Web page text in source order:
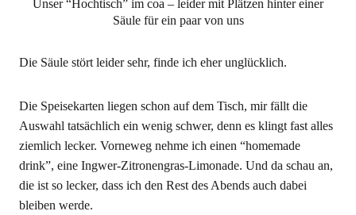
Unser “Hochtisch” im coa – leider mit Plätzen hinter einer
Säule für ein paar von uns
Die Säule stört leider sehr, finde ich eher unglücklich.
Die Speisekarten liegen schon auf dem Tisch, mir fällt die
Auswahl tatsächlich ein wenig schwer, denn es klingt fast alles
ziemlich lecker. Vorneweg nehme ich einen “homemade
drink”, eine Ingwer-Zitronengras-Limonade. Und da schau an,
die ist so lecker, dass ich den Rest des Abends auch dabei
bleiben werde.